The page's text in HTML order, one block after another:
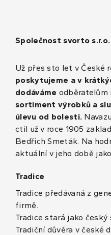
Společnost svorto s.r.o.
Už přes sto let v České
poskytujeme a v
dodáváme odběratelům
sortiment výrobků a
úlevu od bolesti.
ctil už v roce 1905
Bedřich Smeták. Na
aktuální v jeho době
Tradice
Tradice předávaná z
firmě.
Tradice stará jako český
Tradiční důvěra v české